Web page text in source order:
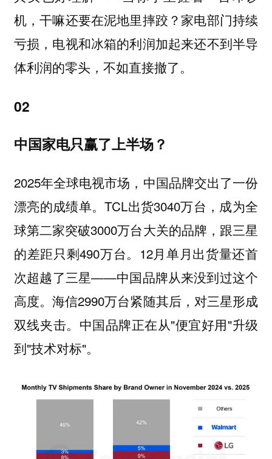
机，干嘛还要在泥地里摔跤？ 家电部门持续
亏损，电视和冰箱的利润加起来还不到半导
体利润的零头，不如直接撤了。
02
中国家电只赢了上半场？
2025年全球电视市场，中国品牌交出了一份
漂亮的成绩单。TCL出货3040万台，成为全
球第二家突破3000万台大关的品牌，跟三星
的差距只剩490万台。12月单月出货量还首
次超越了三星——中国品牌从来没到过这个
高度。海信2990万台紧随其后，对三星形成
双线夹击。中国品牌正在从"便宜好用"升级
到"技术对标"。